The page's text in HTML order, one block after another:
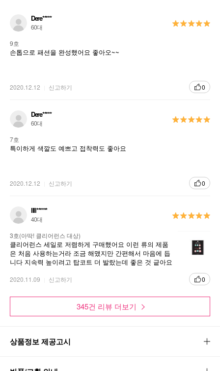
그 어떤 디자인도 손쉽고 빠르게 2 STEP으로
완성
젤 형태의 스티커로 손톱에 붙이고 구우면 끝!
베이스와 컬러, 탑 코트까지 한번에 해결!
Liquid 형태의 젤 네일을 약 60%를 미리 경화 시
손톱에 부착 한 후 젤 네일 램프로 30초 동안 경
손톱에 머리카락등 끼임 없이 오랫동안 유지 가
능
Dere*****
60대
9호
손톱으로 패션을 완성했어요 좋아오~~
2020.12.12 신고하기 0
Dere*****
60대
7호
특이하게 색깔도 예쁘고 접착력도 좋아요
2020.12.12 신고하기 0
llll******
40대
3호(아딱! 클리어런스 대상)
클리어런스 세일로 저렴하게 구매했어요 이런 류의 제품
은 처음 사용하는거라 조금 해맸지만 간편해서 마음에 듭
니다 지속력 높이려고 탑코트 더 발랐는데 좋은 것 긑아요
2020.11.09 신고하기 0
345건 리뷰 더보기
상품정보 제공고시